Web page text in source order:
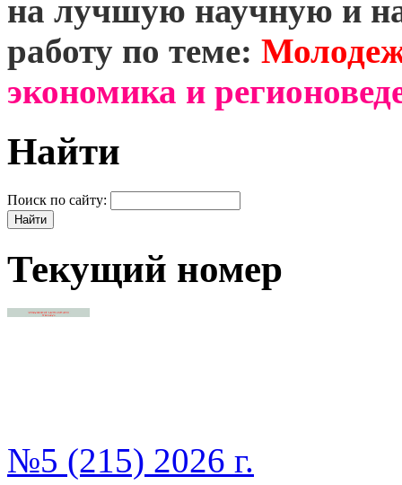
на лучшую научную и
работу по теме:
экономика и
Найти
Поиск по сайту:
Текущий номер
№5 (215) 2026 г.